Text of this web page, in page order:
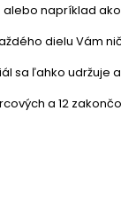
napríklad
dielu Vám
sa ľahko udržuje
a 12